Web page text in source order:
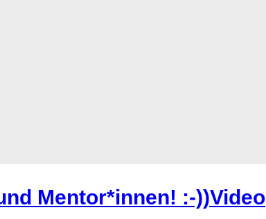
Mentor*innen! :-))Video